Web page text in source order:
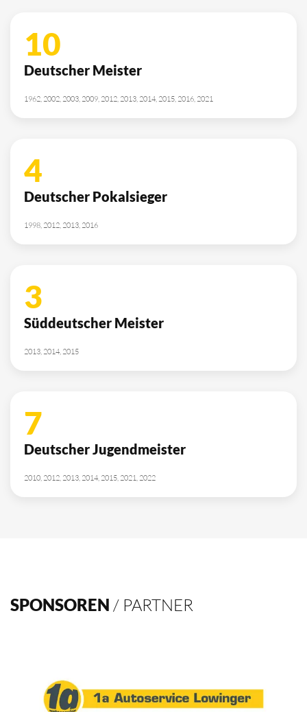
10
Deutscher Meister
1962, 2002, 2003, 2009, 2012, 2013, 2014, 2015, 2016, 2021
4
Deutscher Pokalsieger
1998, 2012, 2013, 2016
3
Süddeutscher Meister
2013, 2014, 2015
7
Deutscher Jugendmeister
2010, 2012, 2013, 2014, 2015, 2021, 2022
SPONSOREN / PARTNER